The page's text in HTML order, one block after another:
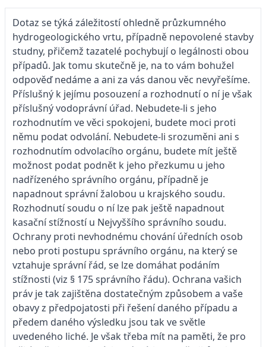
Dotaz se týká záležitostí ohledně průzkumného
hydrogeologického vrtu, případně nepovolené stavby
studny, přičemž tazatelé pochybují o legálnosti obou
případů. Jak tomu skutečně je, na to vám bohužel
odpověď nedáme a ani za vás danou věc nevyřešíme.
Příslušný k jejímu posouzení a rozhodnutí o ní je však
příslušný vodoprávní úřad. Nebudete-li s jeho
rozhodnutím ve věci spokojeni, budete moci proti
němu podat odvolání. Nebudete-li srozuměni ani s
rozhodnutím odvolacího orgánu, budete mít ještě
možnost podat podnět k jeho přezkumu u jeho
nadřízeného správního orgánu, případně je
napadnout správní žalobou u krajského soudu.
Rozhodnutí soudu o ní lze pak ještě napadnout
kasační stížností u Nejvyššího správního soudu.
Ochrany proti nevhodnému chování úředních osob
nebo proti postupu správního orgánu, na který se
vztahuje správní řád, se lze domáhat podáním
stížnosti (viz § 175 správního řádu). Ochrana vašich
práv je tak zajištěna dostatečným způsobem a vaše
obavy z předpojatosti při řešení daného případu a
předem daného výsledku jsou tak ve světle
uvedeného liché. Je však třeba mít na paměti, že pro